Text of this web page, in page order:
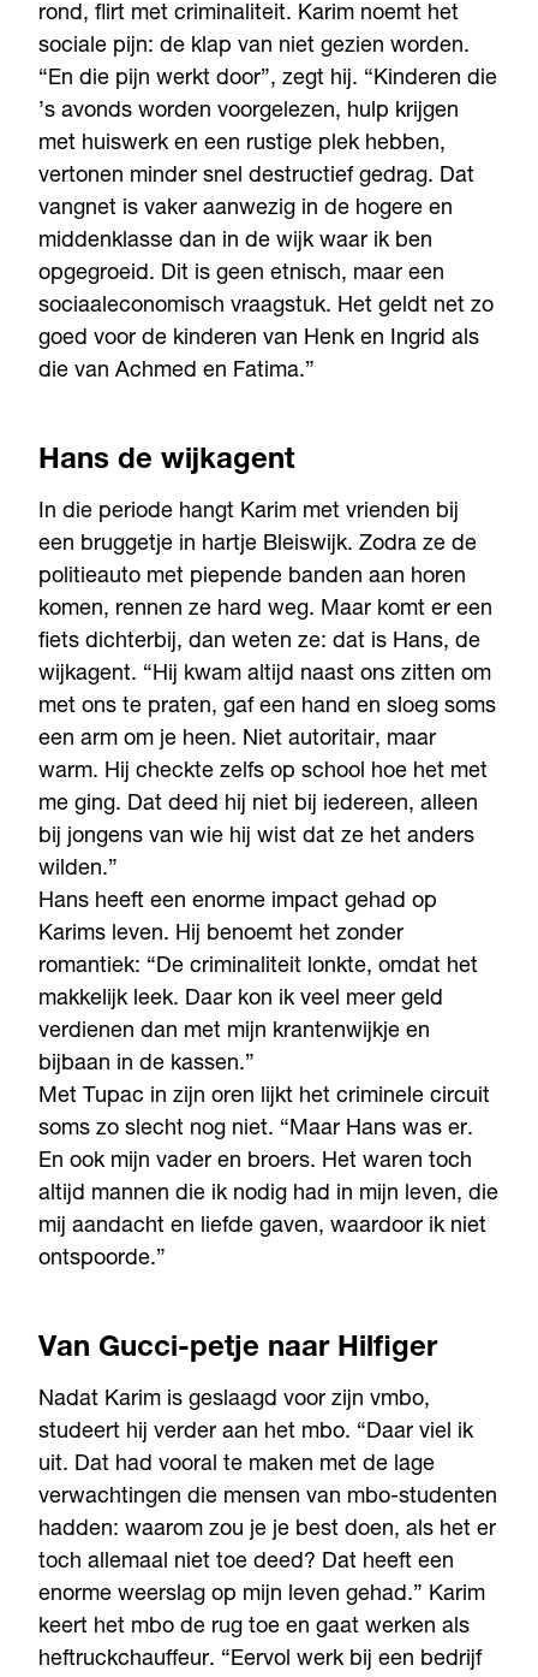
rond, flirt met criminaliteit. Karim noemt het
sociale pijn: de klap van niet gezien worden.
“En die pijn werkt door”, zegt hij. “Kinderen die
’s avonds worden voorgelezen, hulp krijgen
met huiswerk en een rustige plek hebben,
vertonen minder snel destructief gedrag. Dat
vangnet is vaker aanwezig in de hogere en
middenklasse dan in de wijk waar ik ben
opgegroeid. Dit is geen etnisch, maar een
sociaaleconomisch vraagstuk. Het geldt net zo
goed voor de kinderen van Henk en Ingrid als
die van Achmed en Fatima.”
Hans de wijkagent
In die periode hangt Karim met vrienden bij
een bruggetje in hartje Bleiswijk. Zodra ze de
politieauto met piepende banden aan horen
komen, rennen ze hard weg. Maar komt er een
fiets dichterbij, dan weten ze: dat is Hans, de
wijkagent. “Hij kwam altijd naast ons zitten om
met ons te praten, gaf een hand en sloeg soms
een arm om je heen. Niet autoritair, maar
warm. Hij checkte zelfs op school hoe het met
me ging. Dat deed hij niet bij iedereen, alleen
bij jongens van wie hij wist dat ze het anders
wilden.”
Hans heeft een enorme impact gehad op
Karims leven. Hij benoemt het zonder
romantiek: “De criminaliteit lonkte, omdat het
makkelijk leek. Daar kon ik veel meer geld
verdienen dan met mijn krantenwijkje en
bijbaan in de kassen.”
Met Tupac in zijn oren lijkt het criminele circuit
soms zo slecht nog niet. “Maar Hans was er.
En ook mijn vader en broers. Het waren toch
altijd mannen die ik nodig had in mijn leven, die
mij aandacht en liefde gaven, waardoor ik niet
ontspoorde.”
Van Gucci-petje naar Hilfiger
Nadat Karim is geslaagd voor zijn vmbo,
studeert hij verder aan het mbo. “Daar viel ik
uit. Dat had vooral te maken met de lage
verwachtingen die mensen van mbo-studenten
hadden: waarom zou je je best doen, als het er
toch allemaal niet toe deed? Dat heeft een
enorme weerslag op mijn leven gehad.” Karim
keert het mbo de rug toe en gaat werken als
heftruckchauffeur. “Eervol werk bij een bedrijf